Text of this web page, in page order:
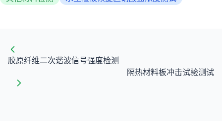
胶原纤维二次谐波信号强度检测
隔热材料板冲击试验测试